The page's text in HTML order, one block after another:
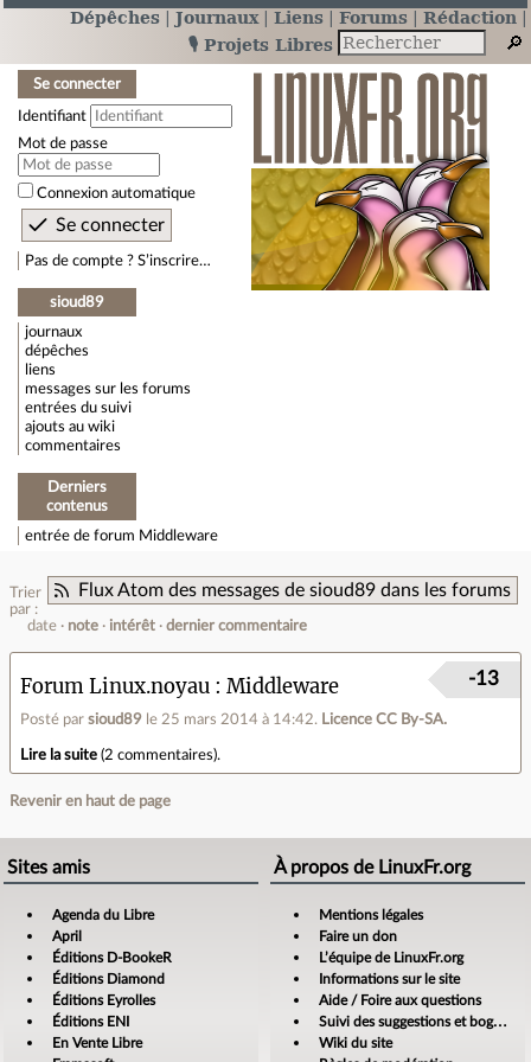
Dépêches Journaux Liens Forums
Rédaction
🎙️ Projets Libres
Se connecter
Identifiant
Mot de passe
Connexion automatique
Pas de compte ? S’inscrire…
sioud89
journaux
dépêches
liens
messages sur les forums
entrées du suivi
ajouts au wiki
commentaires
Derniers
contenus
entrée de forum Middleware
Flux Atom des messages de sioud89 dans les forums
Trier
par :
date
note intérêt dernier commentaire
Forum Linux.noyau Middleware
Posté par sioud89 le 25 mars 2014 à 14:42. Licence CC By‑SA.
-13
Lire la suite (2 commentaires).
Revenir en haut de page
Sites amis
Agenda du Libre
April
Éditions D-BookeR
Éditions Diamond
Éditions Eyrolles
Éditions ENI
En Vente Libre
À propos de LinuxFr.org
Mentions légales
Faire un don
L’équipe de LinuxFr.org
Informations sur le site
Aide / Foire aux questions
Suivi des suggestions et bogues
Wiki du site